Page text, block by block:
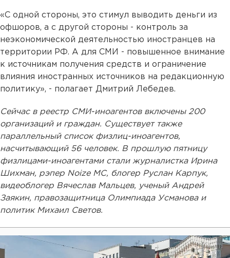
«С одной стороны, это стимул выводить деньги из
офшоров, а с другой стороны - контроль за
неэкономической деятельностью иностранцев на
территории РФ. А для СМИ - повышенное внимание
к источникам получения средств и ограничение
влияния иностранных источников на редакционную
политику», - полагает Дмитрий Лебедев.
Сейчас в реестр СМИ-иноагентов включены 200
организаций и граждан. Существует также
параллельный список физлиц-иноагентов,
насчитывающий 56 человек. В прошлую пятницу
физлицами-иноагентами стали журналистка Ирина
Шихман, рэпер Noize MC, блогер Руслан Карпук,
видеоблогер Вячеслав Мальцев, ученый Андрей
Заякин, правозащитница Олимпиада Усманова и
политик Михаил Светов.